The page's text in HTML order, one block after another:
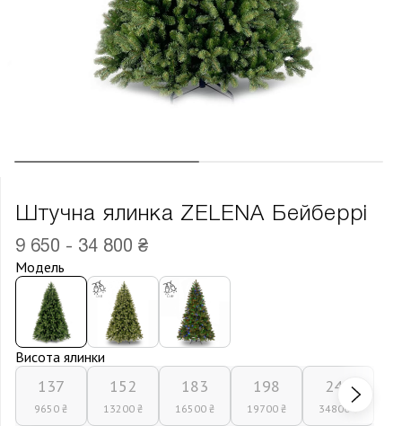
Штучна ялинка ZELENA Бейберрі
9 650 - 34 800 ₴
Модель
Висота ялинки
137
9650 ₴
152
13200 ₴
183
16500 ₴
198
19700 ₴
243
34800 ₴